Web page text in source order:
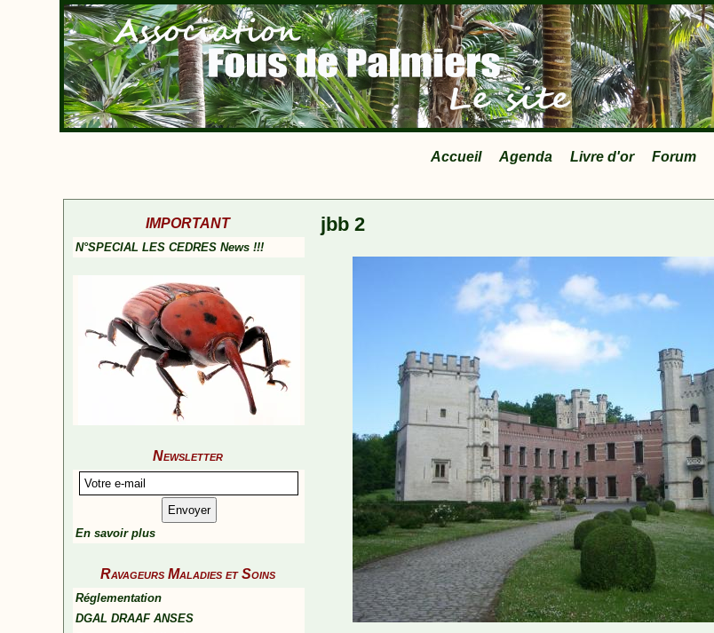
Accueil Agenda Livre d'or Forum
IMPORTANT
N°SPECIAL LES CEDRES News !!!
Newsletter
En savoir plus
Ravageurs Maladies et Soins
Réglementation
DGAL DRAAF ANSES
jbb 2